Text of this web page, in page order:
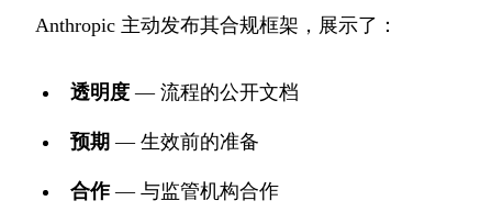
Anthropic 主动发布其合规框架，展示了：
透明度 — 流程的公开文档
预期 — 生效前的准备
合作— 与监管机构合作